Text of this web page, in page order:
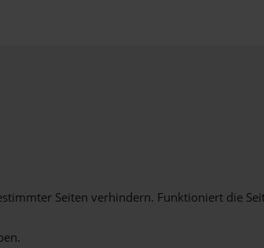
Seiten verhindern. Funktioniert die